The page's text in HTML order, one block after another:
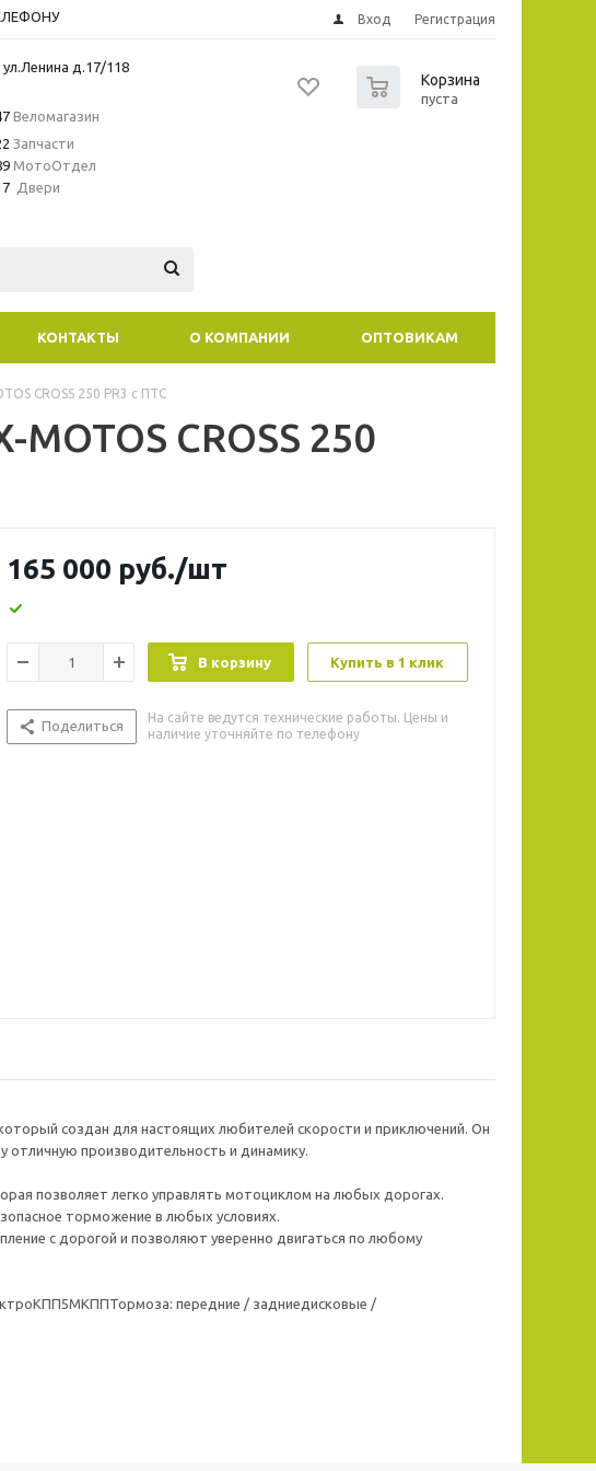
Вход Регистрация
д.17/118
Веломагазин
Запчасти
МотоОтдел
Двери
Корзина
пуста
КОНТАКТЫ О КОМПАНИИ ОПТОВИКАМ
CROSS 250 PR3 с ПТС
CROSS 250
165 000 руб./шт
В корзину Купить в 1 клик
Поделиться
На сайте ведутся технические работы. Цены и
наличие уточняйте по телефону
создан для настоящих любителей скорости и приключений. Он
отличную производительность и динамику.
позволяет легко управлять мотоциклом на любых дорогах.
торможение в любых условиях.
с дорогой и позволяют уверенно двигаться по любому
передние / задниедисковые /